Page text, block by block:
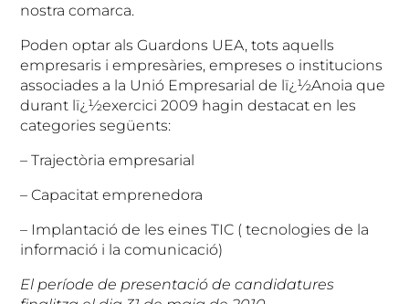
nostra comarca.
Poden optar als Guardons UEA, tots aquells
empresaris i empresàries, empreses o institucions
associades a la Unió Empresarial de lï¿½Anoia que
durant lï¿½exercici 2009 hagin destacat en les
categories següents:
– Trajectòria empresarial
– Capacitat emprenedora
– Implantació de les eines TIC ( tecnologies de la
informació i la comunicació)
El període de presentació de candidatures